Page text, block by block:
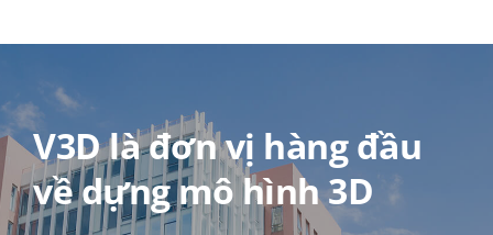
V3D là đơn vị hàng đầu
về dựng mô hình 3D